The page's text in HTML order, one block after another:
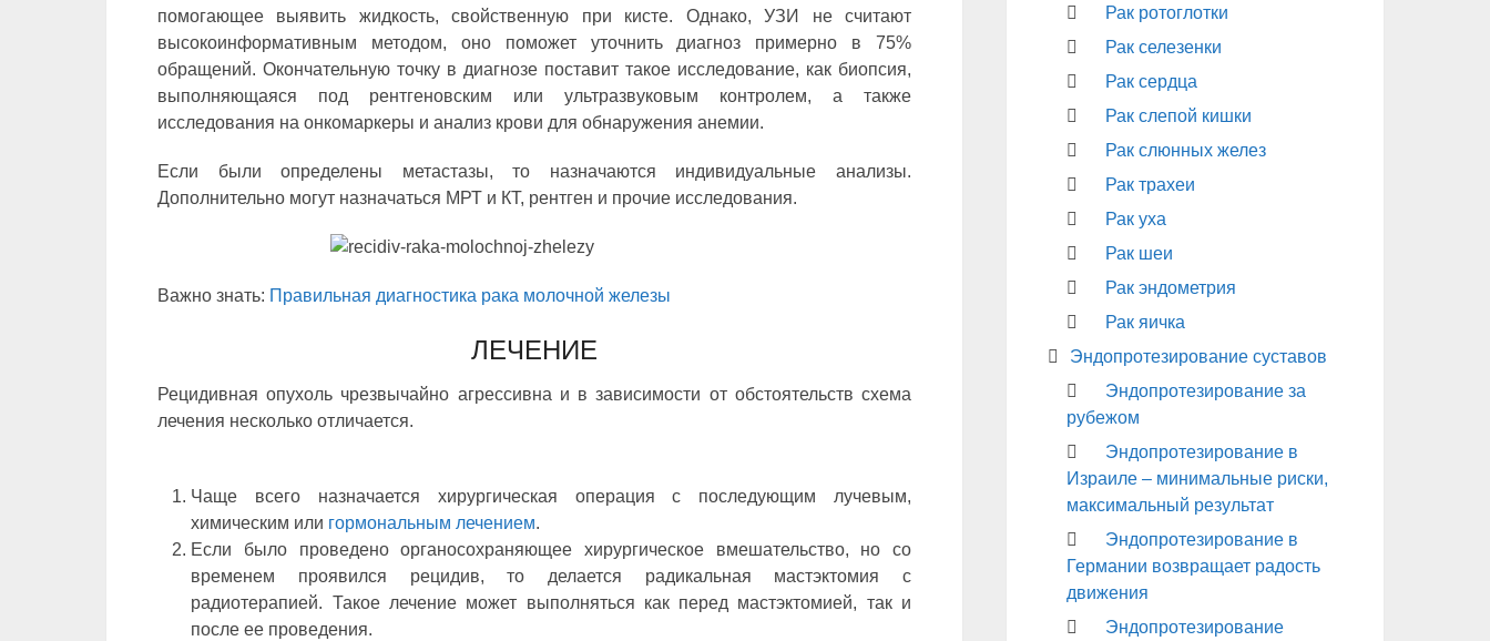
помогающее выявить жидкость, свойственную при кисте. Однако, УЗИ не считают
высокоинформативным методом, оно поможет уточнить диагноз примерно в 75%
обращений. Окончательную точку в диагнозе поставит такое исследование, как биопсия,
выполняющаяся под рентгеновским или ультразвуковым контролем, а также
исследования на онкомаркеры и анализ крови для обнаружения анемии.
Если были определены метастазы, то назначаются индивидуальные анализы.
Дополнительно могут назначаться МРТ и КТ, рентген и прочие исследования.
Важно знать: Правильная диагностика рака молочной железы
ЛЕЧЕНИЕ
Рецидивная опухоль чрезвычайно агрессивна и в зависимости от обстоятельств схема
лечения несколько отличается.
Чаще всего назначается хирургическая операция с последующим лучевым,
химическим или гормональным лечением.
Если было проведено органосохраняющее хирургическое вмешательство, но со
временем проявился рецидив, то делается радикальная мастэктомия с
радиотерапией. Такое лечение может выполняться как перед мастэктомией, так и
после ее проведения.
Рак ротоглотки
Рак селезенки
Рак сердца
Рак слепой кишки
Рак слюнных желез
Рак трахеи
Рак уха
Рак шеи
Рак эндометрия
Рак яичка
Эндопротезирование суставов
Эндопротезирование за
рубежом
Эндопротезирование в
Израиле – минимальные риски,
максимальный результат
Эндопротезирование в
Германии возвращает радость
движения
Эндопротезирование